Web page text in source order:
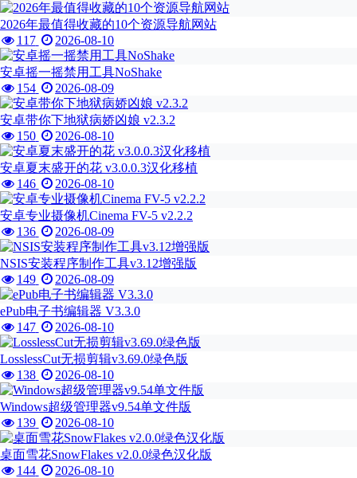
2026年最值得收藏的10个资源导航网站
117
2026-08-10
安卓摇一摇禁用工具NoShake
154
2026-08-09
安卓带你下地狱病娇凶娘 v2.3.2
150
2026-08-10
安卓夏末盛开的花 v3.0.0.3汉化移植
146
2026-08-10
安卓专业摄像机Cinema FV-5 v2.2.2
136
2026-08-09
NSIS安装程序制作工具v3.12增强版
149
2026-08-09
ePub电子书编辑器 V3.3.0
147
2026-08-10
LosslessCut无损剪辑v3.69.0绿色版
138
2026-08-10
Windows超级管理器v9.54单文件版
139
2026-08-10
桌面雪花SnowFlakes v2.0.0绿色汉化版
144
2026-08-10